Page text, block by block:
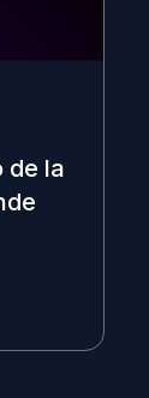
de la